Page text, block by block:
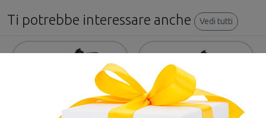
Ti potrebbe interessare anche Vedi tutti